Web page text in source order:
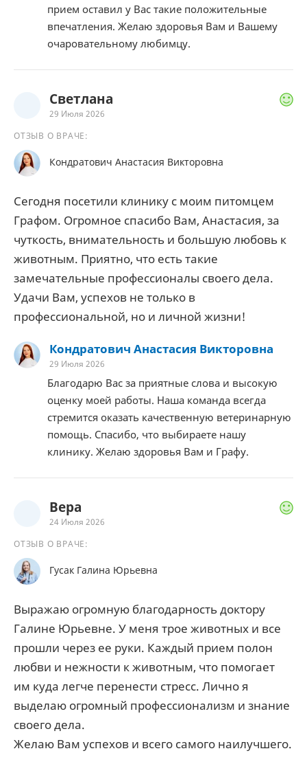
прием оставил у Вас такие положительные
впечатления. Желаю здоровья Вам и Вашему
очаровательному любимцу.
Светлана
29 Июля 2026
ОТЗЫВ О ВРАЧЕ:
Кондратович Анастасия Викторовна
Сегодня посетили клинику с моим питомцем
Графом. Огромное спасибо Вам, Анастасия, за
чуткость, внимательность и большую любовь к
животным. Приятно, что есть такие
замечательные профессионалы своего дела.
Удачи Вам, успехов не только в
профессиональной, но и личной жизни!
Кондратович Анастасия Викторовна
29 Июля 2026
Благодарю Вас за приятные слова и высокую
оценку моей работы. Наша команда всегда
стремится оказать качественную ветеринарную
помощь. Спасибо, что выбираете нашу
клинику. Желаю здоровья Вам и Графу.
Вера
24 Июля 2026
ОТЗЫВ О ВРАЧЕ:
Гусак Галина Юрьевна
Выражаю огромную благодарность доктору
Галине Юрьевне. У меня трое животных и все
прошли через ее руки. Каждый прием полон
любви и нежности к животным, что помогает
им куда легче перенести стресс. Лично я
выделаю огромный профессионализм и знание
своего дела.
Желаю Вам успехов и всего самого наилучшего.